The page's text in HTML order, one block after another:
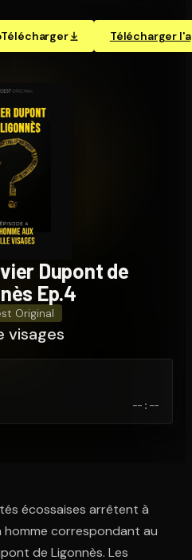
Télécharger Télécharger
pointe sur le code. C'est gratuit à
Dupont de
Ep.4
Original
visages
--:--
écossaises arrêtent à
correspondant au
de Ligonnès. Les